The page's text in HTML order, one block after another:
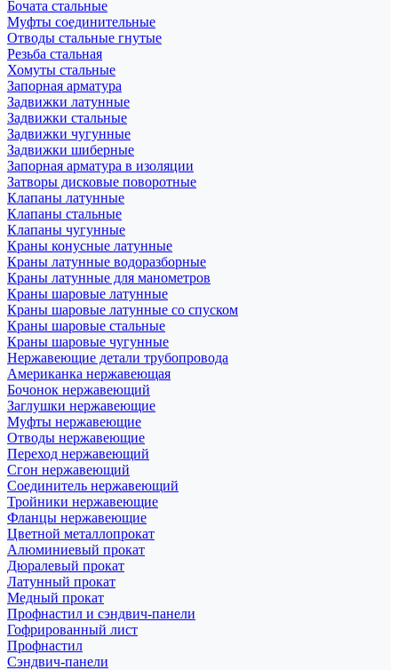
Бочата стальные
Муфты соединительные
Отводы стальные гнутые
Резьба стальная
Хомуты стальные
Запорная арматура
Задвижки латунные
Задвижки стальные
Задвижки чугунные
Задвижки шиберные
Запорная арматура в изоляции
Затворы дисковые поворотные
Клапаны латунные
Клапаны стальные
Клапаны чугунные
Краны конусные латунные
Краны латунные водоразборные
Краны латунные для манометров
Краны шаровые латунные
Краны шаровые латунные со спуском
Краны шаровые стальные
Краны шаровые чугунные
Нержавеющие детали трубопровода
Американка нержавеющая
Бочонок нержавеющий
Заглушки нержавеющие
Муфты нержавеющие
Отводы нержавеющие
Переход нержавеющий
Сгон нержавеющий
Соединитель нержавеющий
Тройники нержавеющие
Фланцы нержавеющие
Цветной металлопрокат
Алюминиевый прокат
Дюралевый прокат
Латунный прокат
Медный прокат
Профнастил и сэндвич-панели
Гофрированный лист
Профнастил
Сэндвич-панели